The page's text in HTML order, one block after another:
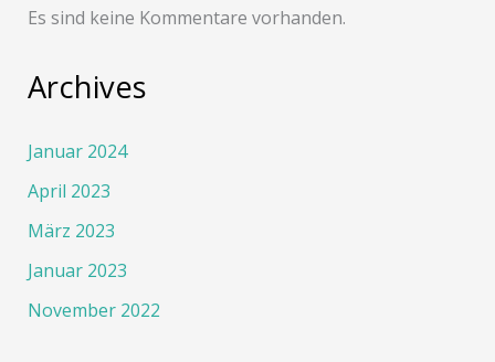
Es sind keine Kommentare vorhanden.
Archives
Januar 2024
April 2023
März 2023
Januar 2023
November 2022